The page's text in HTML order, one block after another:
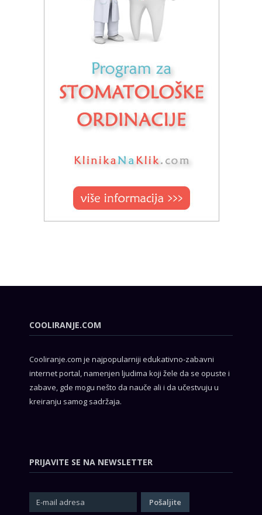
COOLIRANJE.COM
Cooliranje.com je najpopularniji edukativno-zabavni
internet portal, namenjen ljudima koji žele da se opuste i
zabave, gde mogu nešto da nauče ali i da učestvuju u
kreiranju samog sadržaja.
PRIJAVITE SE NA NEWSLETTER